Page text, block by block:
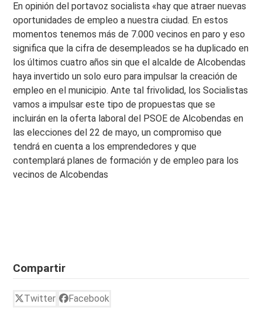
En opinión del portavoz socialista «hay que atraer nuevas
oportunidades de empleo a nuestra ciudad. En estos
momentos tenemos más de 7.000 vecinos en paro y eso
significa que la cifra de desempleados se ha duplicado en
los últimos cuatro años sin que el alcalde de Alcobendas
haya invertido un solo euro para impulsar la creación de
empleo en el municipio. Ante tal frivolidad, los Socialistas
vamos a impulsar este tipo de propuestas que se
incluirán en la oferta laboral del PSOE de Alcobendas en
las elecciones del 22 de mayo, un compromiso que
tendrá en cuenta a los emprendedores y que
contemplará planes de formación y de empleo para los
vecinos de Alcobendas
Compartir
Twitter Facebook